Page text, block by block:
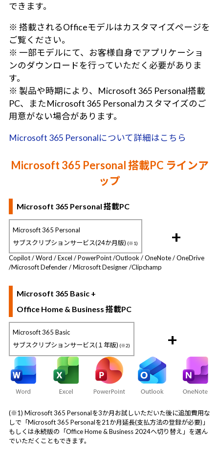
できます。
※ 搭載されるOfficeモデルはカスタマイズページを
ご覧ください。
※ 一部モデルにて、お客様自身でアプリケーショ
ンのダウンロードを行っていただく必要がありま
す。
※ 製品や時期により、Microsoft 365 Personal搭載
PC、またMicrosoft 365 Personalカスタマイズのご
用意がない場合があります。
Microsoft 365 Personalについて詳細はこちら
Microsoft 365 Personal 搭載PC ラインア
ップ
Microsoft 365 Personal 搭載PC
Microsoft 365 Personal
サブスクリプションサービス(24か月版) (※1) +
Copilot / Word / Excel / PowerPoint /Outlook / OneNote / OneDrive
/Microsoft Defender / Microsoft Designer /Clipchamp
Microsoft 365 Basic +
Office Home & Business 搭載PC
Microsoft 365 Basic
サブスクリプションサービス(１年版) (※2) +
(※1) Microsoft 365 Personalを3か月お試しいただいた後に追加費用な
しで「Microsoft 365 Personalを21か月延長(支払方法の登録が必要)」
もしくは永続版の「Office Home & Business 2024へ切り替え」を選ん
でいただくこともできます。